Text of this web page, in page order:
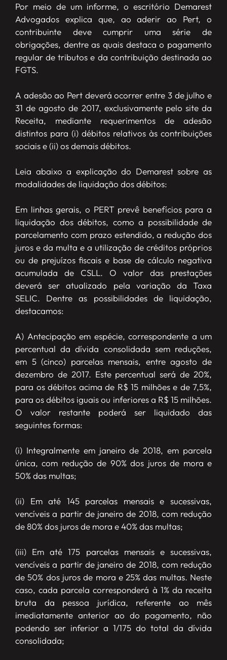
Por meio de um informe, o escritório Demarest
Advogados explica que, ao aderir ao Pert, o
contribuinte deve cumprir uma série de
obrigações, dentre as quais destaca o pagamento
regular de tributos e da contribuição destinada ao
FGTS.
A adesão ao Pert deverá ocorrer entre 3 de julho e
31 de agosto de 2017, exclusivamente pelo site da
Receita, mediante requerimentos de adesão
distintos para (i) débitos relativos às contribuições
sociais e (ii) os demais débitos.
Leia abaixo a explicação do Demarest sobre as
modalidades de liquidação dos débitos:
Em linhas gerais, o PERT prevê benefícios para a
liquidação dos débitos, como a possibilidade de
parcelamento com prazo estendido, a redução dos
juros e da multa e a utilização de créditos próprios
ou de prejuízos fiscais e base de cálculo negativa
acumulada de CSLL. O valor das prestações
deverá ser atualizado pela variação da Taxa
SELIC. Dentre as possibilidades de liquidação,
destacamos:
A) Antecipação em espécie, correspondente a um
percentual da dívida consolidada sem reduções,
em 5 (cinco) parcelas mensais, entre agosto de
dezembro de 2017. Este percentual será de 20%,
para os débitos acima de R$ 15 milhões e de 7,5%,
para os débitos iguais ou inferiores a R$ 15 milhões.
O valor restante poderá ser liquidado das
seguintes formas:
(i) Integralmente em janeiro de 2018, em parcela
única, com redução de 90% dos juros de mora e
50% das multas;
(ii) Em até 145 parcelas mensais e sucessivas,
vencíveis a partir de janeiro de 2018, com redução
de 80% dos juros de mora e 40% das multas;
(iii) Em até 175 parcelas mensais e sucessivas,
vencíveis a partir de janeiro de 2018, com redução
de 50% dos juros de mora e 25% das multas. Neste
caso, cada parcela corresponderá à 1% da receita
bruta da pessoa jurídica, referente ao mês
imediatamente anterior ao do pagamento, não
podendo ser inferior a 1/175 do total da dívida
consolidada;